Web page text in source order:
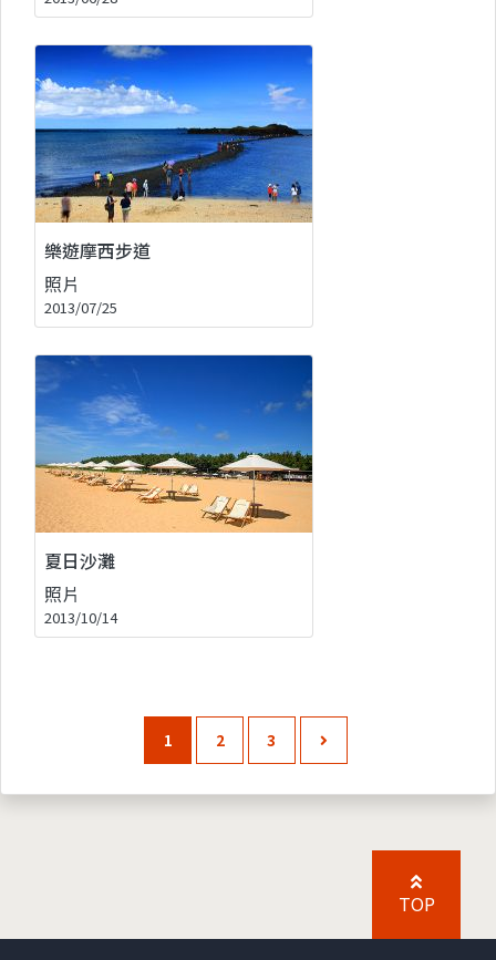
樂遊摩西步道
照片
2013/07/25
夏日沙灘
照片
2013/10/14
1 2 3
TOP